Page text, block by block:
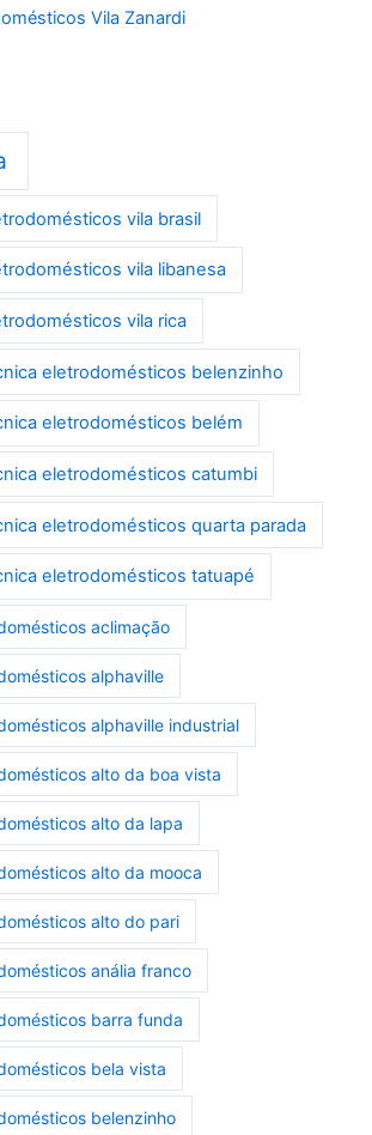
Vila Zanardi
vila brasil
vila libanesa
vila rica
eletrodomésticos belenzinho
eletrodomésticos belém
eletrodomésticos catumbi
eletrodomésticos quarta parada
eletrodomésticos tatuapé
aclimação
alphaville
alphaville industrial
alto da boa vista
alto da lapa
alto da mooca
alto do pari
anália franco
barra funda
bela vista
belenzinho